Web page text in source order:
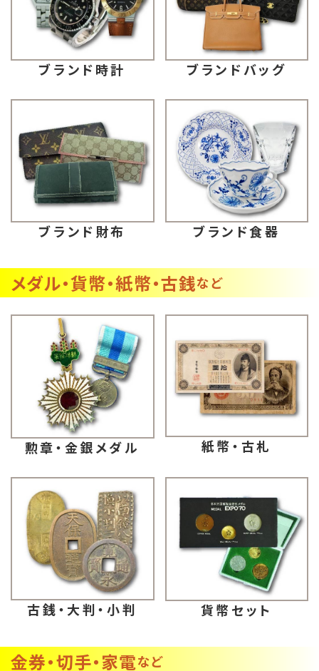
ブランド時計 ブランドバッグ
ブランド財布 ブランド食器
メダル・貨幣・紙幣・古銭など
勲章・金銀メダル 紙幣・古札
古銭・大判・小判 貨幣セット
金券・切手・家電など